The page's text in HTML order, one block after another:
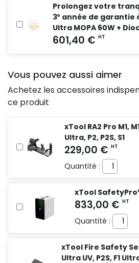
Prolongez votre
3ᵉ année de garantie
Ultra MOPA 60W +
Vous pouvez aussi aimer
Achetez les accessoires
ce produit
xTool RA2 Pro M1,
Ultra, P2, P2S, S1
Quantité :
xTool
Quantité :
xTool Fire Safety
Ultra UV, P2S, F1